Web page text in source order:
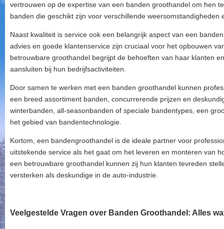
vertrouwen op de expertise van een banden groothandel om hen
banden die geschikt zijn voor verschillende weersomstandigheden
Naast kwaliteit is service ook een belangrijk aspect van een
advies en goede klantenservice zijn cruciaal voor het opbouwen
betrouwbare groothandel begrijpt de behoeften van haar klanten
aansluiten bij hun bedrijfsactiviteiten.
Door samen te werken met een banden groothandel kunnen
een breed assortiment banden, concurrerende prijzen en
winterbanden, all-seasonbanden of speciale bandentypes, een
het gebied van bandentechnologie.
Kortom, een bandengroothandel is de ideale partner voor
uitstekende service als het gaat om het leveren en monteren van
een betrouwbare groothandel kunnen zij hun klanten tevreden
versterken als deskundige in de auto-industrie.
Veelgestelde Vragen over Banden Groothandel: Alles